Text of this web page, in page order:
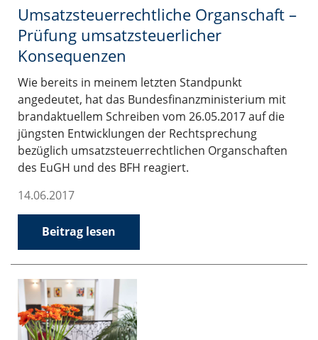
Umsatzsteuerrechtliche Organschaft –
Prüfung umsatzsteuerlicher
Konsequenzen
Wie bereits in meinem letzten Standpunkt
angedeutet, hat das Bundesfinanzministerium mit
brandaktuellem Schreiben vom 26.05.2017 auf die
jüngsten Entwicklungen der Rechtsprechung
bezüglich umsatzsteuerrechtlichen Organschaften
des EuGH und des BFH reagiert.
14.06.2017
Beitrag lesen